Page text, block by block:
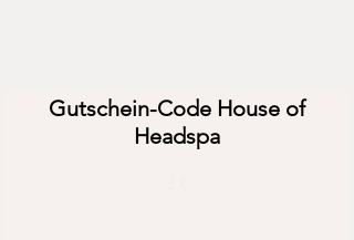
Gutschein-Code House of
Headspa